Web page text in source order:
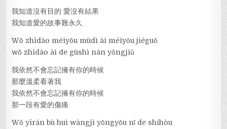
我知道沒有目的 愛沒有結果
我知道愛的故事難永久
Wǒ zhīdào méiyǒu mùdì ài méiyǒu jiéguǒ
wǒ zhīdào ài de gùshì nán yǒngjiǔ
我依然不會忘記擁有你的時候
那麼溫柔看著我
我依然不會忘記擁有你的時候
那一段有愛的傷痛
Wǒ yīrán bù huì wàngjì yǒngyǒu nǐ de shíhòu